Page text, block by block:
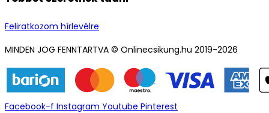
Feliratkozom hírlevélre
MINDEN JOG FENNTARTVA © Onlinecsikung.hu 2019-2026
Facebook-f Instagram Youtube Pinterest